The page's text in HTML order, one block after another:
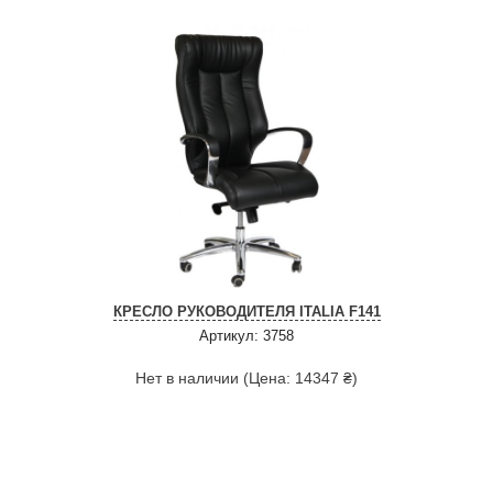
КРЕСЛО РУКОВОДИТЕЛЯ ITALIA F141
Артикул: 3758
Нет в наличии (Цена: 14347 ₴)